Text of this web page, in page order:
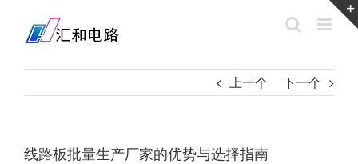
content
上一个 下一个
线路板批量生产厂家的优势与选择指南